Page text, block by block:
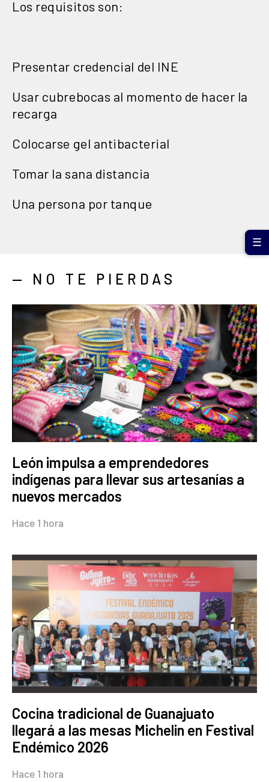
Los requisitos son:
Presentar credencial del INE
Usar cubrebocas al momento de hacer la
recarga
Colocarse gel antibacterial
Tomar la sana distancia
Una persona por tanque
— NO TE PIERDAS
León impulsa a emprendedores
indígenas para llevar sus artesanías a
nuevos mercados
Hace 1 hora
Cocina tradicional de Guanajuato
llegará a las mesas Michelin en Festival
Endémico 2026
Hace 1 hora
☰